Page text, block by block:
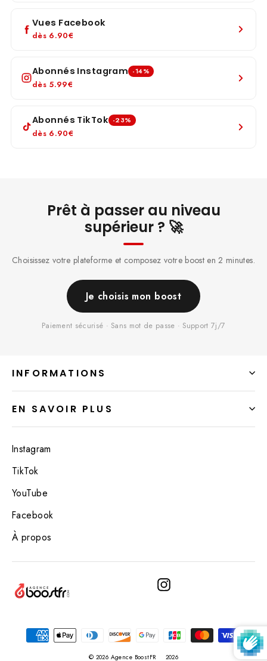
Vues Facebook
dès 6.90€
Abonnés Instagram -14%
dès 5.99€
Abonnés TikTok -23%
dès 6.90€
Prêt à passer au niveau
supérieur ? 🚀
Choisissez votre plateforme et composez votre boost en 2 minutes.
Je choisis mon boost
Paiement sécurisé · Sans mot de passe · Support 7j/7
INFORMATIONS
EN SAVOIR PLUS
Instagram
TikTok
YouTube
Facebook
À propos
Instagram
© 2026 Agence BoostFR 2026